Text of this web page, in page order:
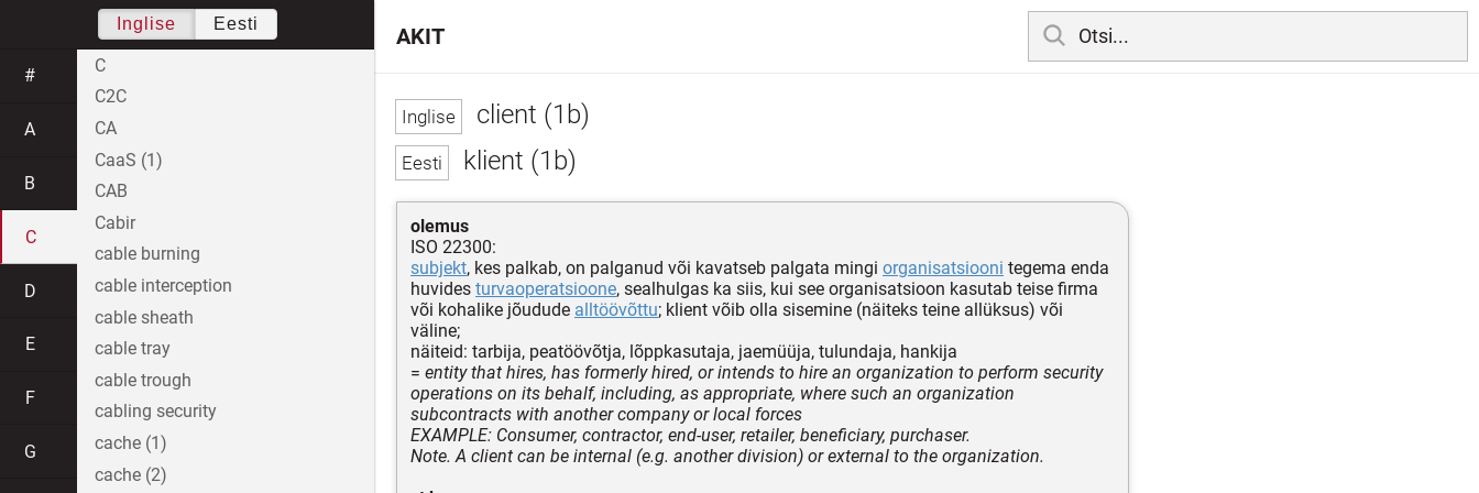
client (1b)
klient (1b)
olemus
ISO 22300:
subjekt, kes palkab, on palganud või kavatseb palgata mingi organisatsiooni tegema enda
huvides turvaoperatsioone, sealhulgas ka siis, kui see organisatsioon kasutab teise firma
või kohalike jõudude alltöövõttu; klient võib olla sisemine (näiteks teine allüksus) või
väline;
näiteid: tarbija, peatöövõtja, lõppkasutaja, jaemüüja, tulundaja, hankija
= entity that hires, has formerly hired, or intends to hire an organization to perform security
operations on its behalf, including, as appropriate, where such an organization
subcontracts with another company or local forces
EXAMPLE: Consumer, contractor, end-user, retailer, beneficiary, purchaser.
Note. A client can be internal (e.g. another division) or external to the organization.
AKIT
Inglise Eesti
#
A
B
C
D
E
F
G
C
C2C
CA
CaaS (1)
CAB
Cabir
cable burning
cable interception
cable sheath
cable tray
cable trough
cabling security
cache (1)
cache (2)